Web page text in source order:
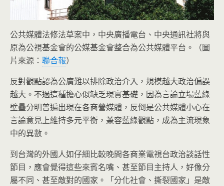
公共媒體法修法草案中，中央廣播電台、中央通訊社將與
原為公視基金會的公媒基金會整合為公共媒體平台。（圖
片來源： 聯合報）
反對觀點認為公廣難以排除政治介入，規模越大政治偏誤
越大。不過這種擔心似缺乏現實基礎，因為言論立場藍綠
壁壘分明普遍出現在各商營媒體，反倒是公共媒體小心在
言論意見上維持多元平衡，兼容藍綠觀點，成為主流現象
中的異數。
到台灣的外國人如仔細比較晚間各商業電視台政治談話性
節目，應會覺得這些來賓名嘴、甚至節目主持人，好像分
屬不同、甚至敵對的國家。「分化社會、撕裂國家」是敵